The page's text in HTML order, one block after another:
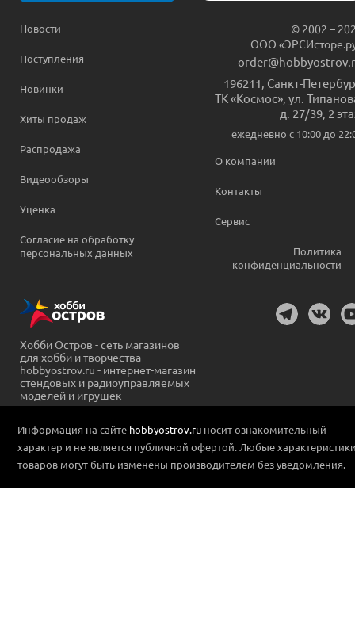
Новости
Поступления
Новинки
Хиты продаж
Распродажа
Видеообзоры
Уценка
Согласие на обработку
персональных данных
© 2002 –
ООО
196211 Санкт-
ТК «Космос», ул.
д. 27/39, 2
ежедневно c 10:00 до
О компании
Контакты
Сервис
Политика
конфиденциальности
Хобби Остров - сеть магазинов
для хобби и творчества
hobbyostrov.ru - интернет-магазин
стендовых и радиоуправляемых
моделей и игрушек
Информация на сайте hobbyostrov.ru носит ознакомительный
характер и не является публичной офертой. Любые
товаров могут быть изменены производителем без уведомления.